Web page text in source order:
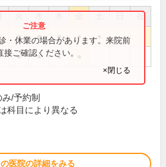
祝
● ● ● ●
● ● ●
・休業の場合があります。来院前
ご確認ください。
×閉じる
/予約制
科目により異なる
医院の詳細をみる